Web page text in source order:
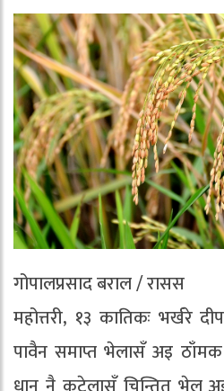
गोपालप्रसाद बराल / रासस
महोत्तरी, १३ कातिकः भर्खरे
पावैन समाप्त भेलासँ अइ